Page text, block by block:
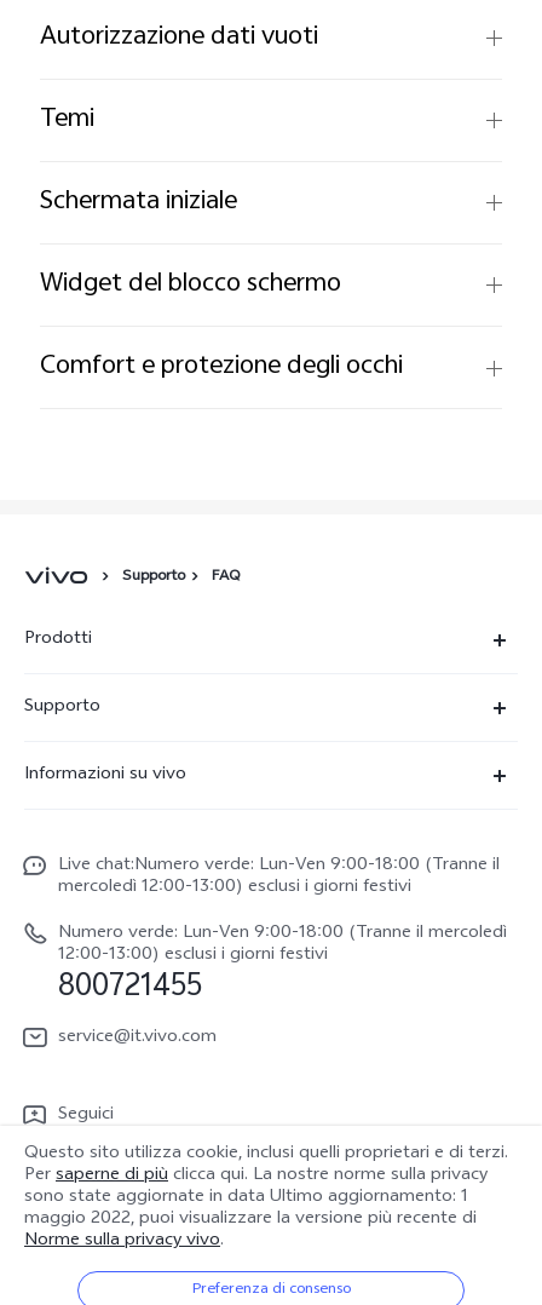
Autorizzazione dati vuoti
Temi
Schermata iniziale
Widget del blocco schermo
Comfort e protezione degli occhi
Supporto FAQ
Prodotti
X300
V70 FE
vivo Watch GT 2
Y31 5G
vivo Buds Air3
Supporto
Funtouch OS
Aggiornamento del sistema
Manuale utente
Informazioni sulla Garanzia
Scarica le LUT per il ripristino di Log
Informazioni su vivo
Lavori con noi
Netiquette vivo
Note legali
Chi siamo
Centro per la privacy di vivo
Live chat:Numero verde: Lun-Ven 9:00-18:00 (Tranne il
mercoledì 12:00-13:00) esclusi i giorni festivi
Numero verde: Lun-Ven 9:00-18:00 (Tranne il mercoledì
12:00-13:00) esclusi i giorni festivi
800721455
service@it.vivo.com
Seguici
Italia | Seleziona paese/regione
Questo sito utilizza cookie, inclusi quelli proprietari e di terzi.
Persaperne di piùclicca qui. La nostre norme sulla privacy
sono state aggiornate in data Ultimo aggiornamento: 1
maggio 2022, puoi visualizzare la versione più recente di
Norme sulla privacy vivo.
Preferenza di consenso